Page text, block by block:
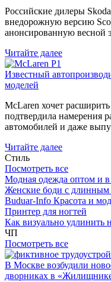
Российские дилеры
внедорожную версию
анонсированную весной
Читайте далее
Известный
моделей
McLaren хочет
подтвердила намерения
автомобилей и даже
Читайте далее
Стиль
Посмотреть все
Модная одежда оптом и
Женские боди с длинным
Buduar-Info Красота и
Принтер для ногтей
Как визуально удлинить
ЧП
Посмотреть все
В Москве возбудили
дворниках в